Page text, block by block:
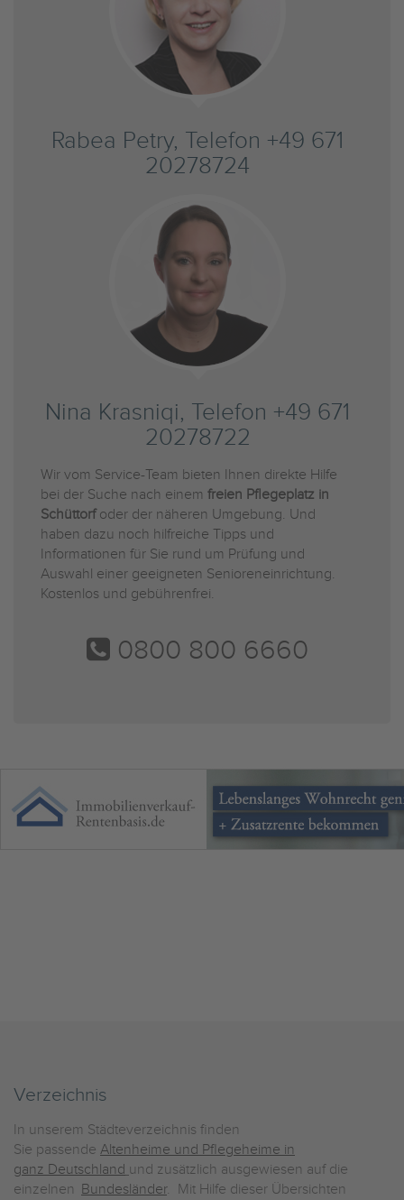
Rabea Petry, Telefon +49 671
20278724
Nina Krasniqi, Telefon +49 671
20278722
Wir vom Service-Team bieten Ihnen direkte Hilfe
bei der Suche nach einem freien Pflegeplatz in
Schüttorfoder der näheren Umgebung. Und
haben dazu noch hilfreiche Tipps und
Informationen für Sie rund um Prüfung und
Auswahl einer geeigneten Senioreneinrichtung.
Kostenlos und gebührenfrei.
0800 800 6660
Verzeichnis
In unserem Städteverzeichnis finden
Sie passende Altenheime und Pflegeheime in
ganz Deutschland und zusätzlich ausgewiesen auf die
einzelnen Bundesländer. Mit Hilfe dieser Übersichten